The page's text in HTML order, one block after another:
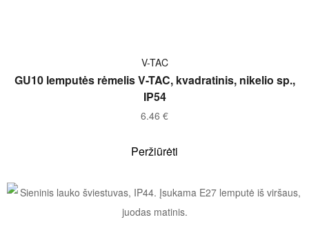
V-TAC
GU10 lemputės rėmelis V-TAC, kvadratinis, nikelio sp.,
IP54
6.46 €
Peržiūrėti